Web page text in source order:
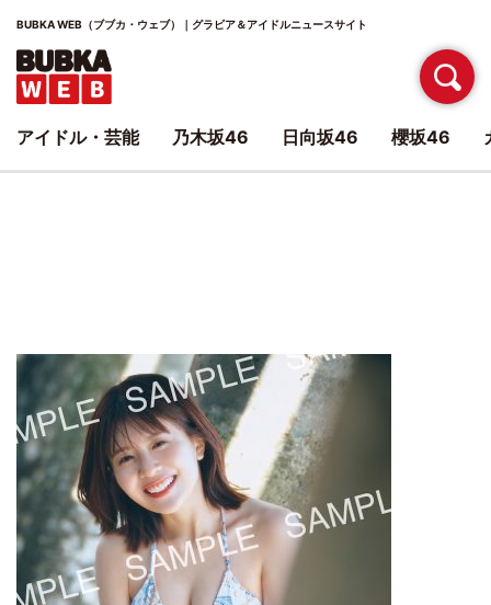
BUBKA WEB（ブブカ・ウェブ）｜グラビア＆アイドルニュースサイト
アイドル・芸能 乃木坂46 日向坂46 櫻坂46